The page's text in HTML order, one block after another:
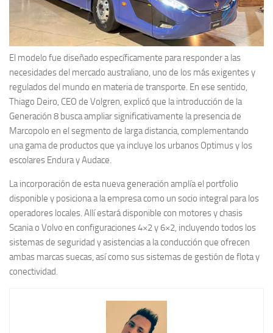
El modelo fue diseñado específicamente para responder a las
necesidades del mercado australiano, uno de los más exigentes y
regulados del mundo en materia de transporte. En ese sentido,
Thiago Deiro, CEO de Volgren, explicó que la introducción de la
Generación 8 busca ampliar significativamente la presencia de
Marcopolo en el segmento de larga distancia, complementando
una gama de productos que ya incluye los urbanos Optimus y los
escolares Endura y Audace.
La incorporación de esta nueva generación amplía el portfolio
disponible y posiciona a la empresa como un socio integral para los
operadores locales. Allí estará disponible con motores y chasis
Scania o Volvo en configuraciones 4×2 y 6×2, incluyendo todos los
sistemas de seguridad y asistencias a la conducción que ofrecen
ambas marcas suecas, así como sus sistemas de gestión de flota y
conectividad.